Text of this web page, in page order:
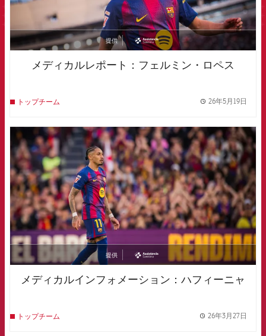
提供
asistencia
メディカルレポート：フェルミン・ロペス
トップチーム 26年5月19日
FCB Barcelona badge
提供
asistencia
メディカルインフォメーション：ハフィーニャ
トップチーム 26年3月27日